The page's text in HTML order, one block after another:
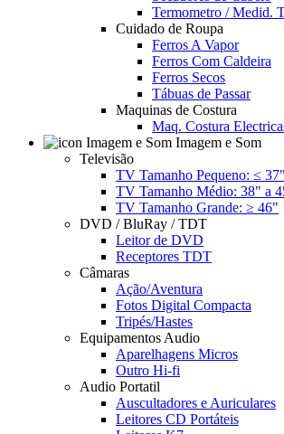
Termometro / Medid.
Cuidado de Roupa
Ferros A Vapor
Ferros Com Caldeira
Ferros Secos
Tábuas de Passar
Maquinas de Costura
Maq. Costura
Imagem e Som
Televisão
TV Tamanho Pequeno: ≤ 37"
TV Tamanho Médio: 38" a
TV Tamanho Grande: ≥ 46"
DVD / BluRay / TDT
Leitor de DVD
Receptores TDT
Câmaras
Ação/Aventura
Fotos Digital Compacta
Tripés/Hastes
Equipamentos Audio
Aparelhagens Micros
Outro Hi-fi
Audio Portatil
Auscultadores e Auriculares
Leitores CD Portáteis